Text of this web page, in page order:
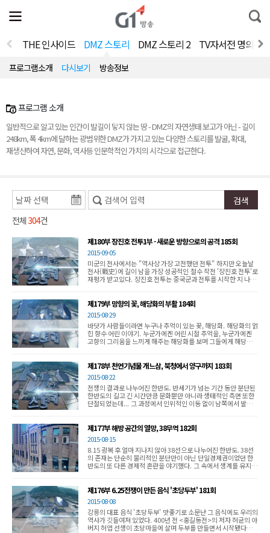
전
체
뉴
열
통
합
색
THE 인사이드 DMZ 스토리 DMZ 스토리 2 TV자서전 명의
프로그램소개 다시보기 방송정보
프로그램 소개
일반적으로 알고 있는 인간이 발길이 닿지 않는 땅 - DMZ의 자연생태 보고가 아닌 - 길이
248km, 폭 4km에 달하는 광범위한 DMZ가 가지고 있는 다양한 스토리를 발굴, 확대,
재생산하여 자연, 문화, 역사등 인문학적인 가치의 시각으로 접근한다.
전체304건
제180부 장진호 전투1부 - 새로운 방향으로의 공격 185회
2015-09-05
미군의 전사에서는 "역사상 가장 고전했던 전투" 하지만 오늘날
전사(戰史)에 길이 남을 가장 성공적인 철수 작전 '장진호 전투'로
재평가 받고있다. 장진호 전투는 중국군과 전투를 시작한 지 나흘
스미스 장군의 결단과 무려 10배나 많은 중국군과 필사적으로 맞
서 싸운 미 해병1사단의 투지를 기억해본다.
제179부 망향의 꽃, 해당화의 부활 184회
2015-08-29
바닷가 사람들이라면 누구나 추억이 있는 꽃, 해당화. 해당화의 얽
힌 향수 어린 이야기. 누군가에겐 어린 시절 추억을, 누군가에겐
고향의 그리움을 느끼게 해주는 해당화를 보며 그들에게 해당화
꽃을 살리기 위한 노력. 한 송이의 꽃을 통해 지나온 세월을 들여
다본다.
제178부 천연기념물 개느삼, 북청에서 양구까지 183회
2015-08-22
전쟁의 결과로 나누어진 한반도. 반세기가 넘는 기간 동안 분단된
한반도의 길고 긴 시간만큼 문화뿐만 아니라 생태적인 측면 또한
단절되었는데... 그 과정에서 인위적인 이동 없이 남쪽에서 발견된
람은 마음대로 오고 갈 수 없는 상황 속에서 전 세계적으로 유일하
게 한반도에서만 존재하는 개느삼의 이야기를 들어본다.
제177부 해방 공간의 열망, 38무역 182회
2015-08-15
8.15 광복 후 얼마 지나지 않아 38선으로 나누어진 한반도. 38선
의 존재는 단순히 물리적인 분단만이 아닌 단일경제권이었던 한
반도의 또 다른 경제적 혼란을 야기했다. 그 속에서 생계를 유지하
제176부 6.25전쟁이 만든 음식 '초당두부' 181회
2015-08-08
강릉의 대표 음식 '초당두부' 맛좋기로 소문난 그 음식에도 우리의
역사가 깃들여져 있었다. 400년 전 <홍길동전>의 저자 허균의 아
버지 허엽 선생이 초당마을에 살며 두부를 만들면서 시작됐다는